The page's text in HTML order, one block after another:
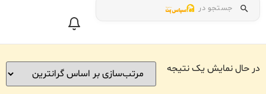
جستجو در
در حال نمایش یک نتیجه